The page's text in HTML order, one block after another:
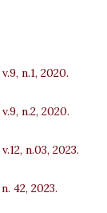
n.1, 2020.
n.2, 2020.
n.03, 2023.
42, 2023.